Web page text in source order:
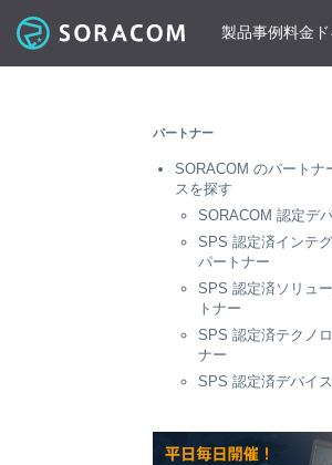
製品事例料金
SORACOM Air for セルラー
セキュアリンクサービス
SORACOM 認定デバイス
動作確認済みモジュール一覧
B to B
データ見える
遠隔監視/制御
位置情報取得
稼働データ
前払いクーポ
リファレンス
ソラコムのパ
インテグレー
ソリューショ
テクノロジー
ソラコムのパート
パートナープ
SORACOM
ご注文方法
配送について
見積書作成
おすすめの IoT デ
ビーコン対応
おてがる可視化
ニュースレタ
SORACOM
パートナー
SORACOM のパートナ
スを探す
SORACOM 認定デ
SPS 認定済インテ
パートナー
SPS 認定済ソリュ
トナー
SPS 認定済テクノ
ナー
SPS 認定済デバイ